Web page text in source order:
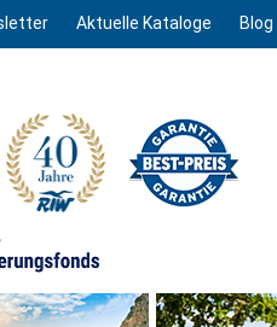
Aktuelle Kataloge Blog